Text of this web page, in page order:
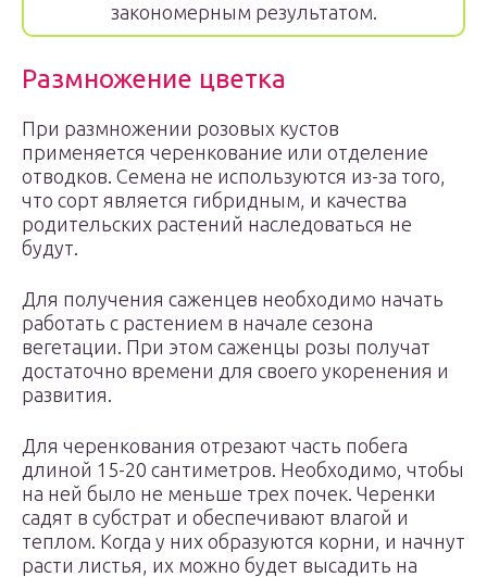
закономерным результатом.
Размножение цветка
При размножении розовых кустов
применяется черенкование или отделение
отводков. Семена не используются из-за того,
что сорт является гибридным, и качества
родительских растений наследоваться не
будут.
Для получения саженцев необходимо начать
работать с растением в начале сезона
вегетации. При этом саженцы розы получат
достаточно времени для своего укоренения и
развития.
Для черенкования отрезают часть побега
длиной 15-20 сантиметров. Необходимо, чтобы
на ней было не меньше трех почек. Черенки
садят в субстрат и обеспечивают влагой и
теплом. Когда у них образуются корни, и начнут
расти листья, их можно будет высадить на